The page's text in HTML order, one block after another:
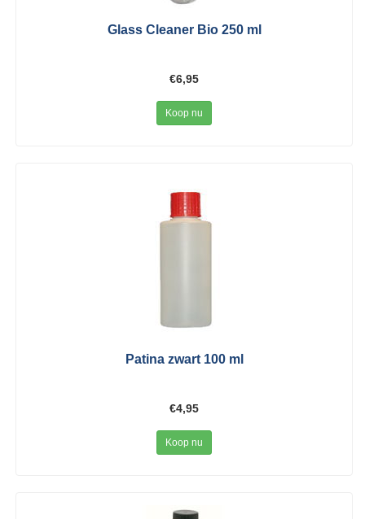
Glass Cleaner Bio 250 ml
€6,95
Koop nu
Patina zwart 100 ml
€4,95
Koop nu